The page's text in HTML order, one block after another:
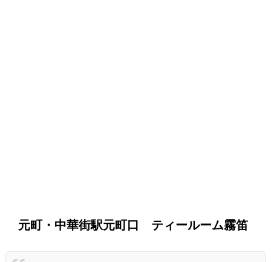
元町・中華街駅元町口 ティールーム霧笛